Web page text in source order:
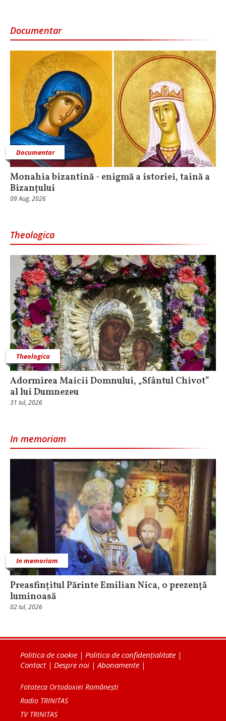
Documentar
Documentar
Monahia bizantină - enigmă a istoriei, taină a
Bizanțului
09 Aug, 2026
Theologica
Theologica
Adormirea Maicii Domnului, „Sfântul Chivot”
al lui Dumnezeu
31 Iul, 2026
In memoriam
In memoriam
Preasfințitul Părinte Emilian Nica, o prezență
luminoasă
02 Iul, 2026
Politica de cookie | Politica de confidențialitate |
Contact| Despre noi | Abonamente |
Fototeca Ortodoxiei Românești
Radio TRINITAS
TV TRINITAS